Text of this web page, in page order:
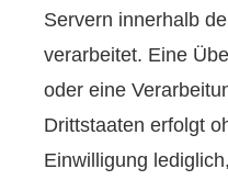
Servern innerhalb
verarbeitet. Eine
oder eine
Drittstaaten erfolgt
Einwilligung